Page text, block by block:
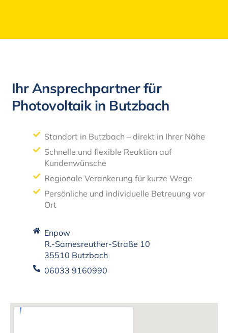
Ihr Ansprechpartner für
Photovoltaik in Butzbach
Standort in Butzbach – direkt in Ihrer Nähe
Schnelle und flexible Reaktion auf
Kundenwünsche
Regionale Verankerung für kurze Wege
Persönliche und individuelle Betreuung vor
Ort
Enpow
R.-Samesreuther-Straße 10
35510 Butzbach
06033 9160990